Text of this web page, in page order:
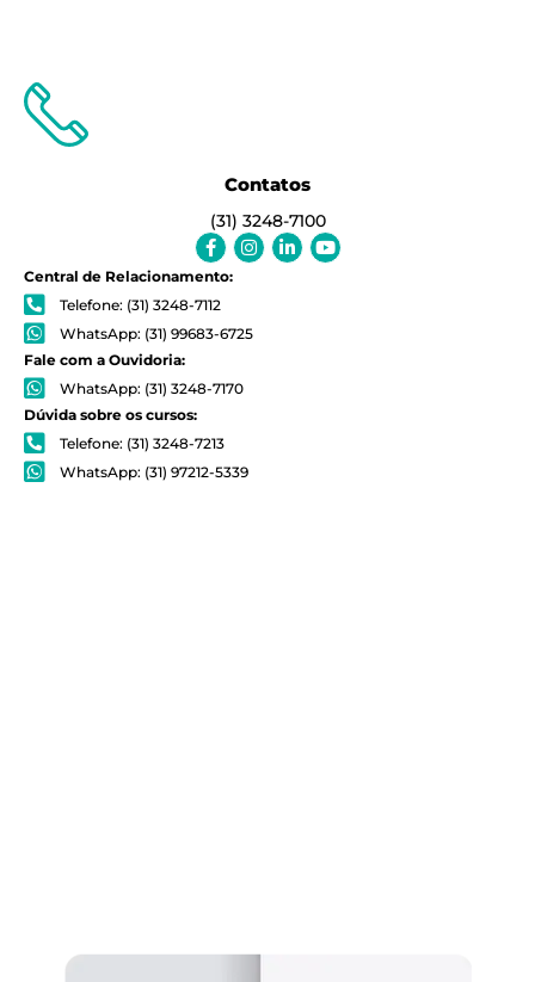
Contatos
(31) 3248-7100
Facebook-
f
Instagram
Linkedin-
in
Youtube
Central de Relacionamento:
Telefone: (31) 3248-7112
WhatsApp: (31) 99683-6725
Fale com a Ouvidoria:
WhatsApp: (31) 3248-7170
Dúvida sobre os cursos:
Telefone: (31) 3248-7213
WhatsApp: (31) 97212-5339